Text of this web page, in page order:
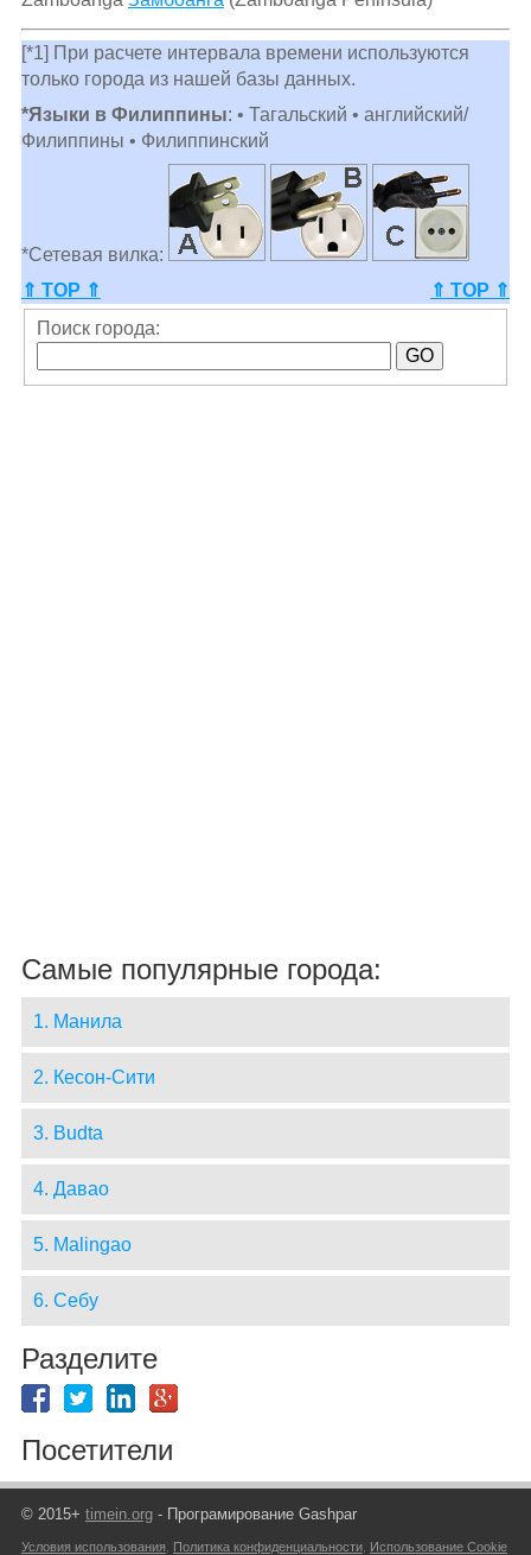
[*1] При расчете интервала времени используются
только города из нашей базы данных.
*Языки в Филиппины: • Тагальский • английский/
Филиппины • Филиппинский
*Сетевая вилка:
⇑ TOP ⇑
⇑ TOP ⇑
Поиск города:
Самые популярные города:
1. Манила
2. Кесон-Сити
3. Budta
4. Давао
5. Malingao
6. Себу
Разделите
Посетители
© 2015+ timein.org- Програмирование Gashpar
Условия использования Политика конфиденциальности, Использование Cookie